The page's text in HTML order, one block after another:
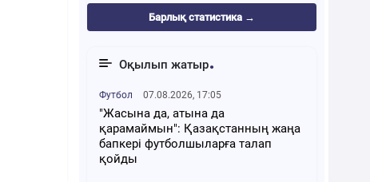
Барлық статистика →
Оқылып жатыр
Футбол 07.08.2026, 17:05
"Жасына да, атына да
қарамаймын": Қазақстанның жаңа
бапкері футболшыларға талап
қойды